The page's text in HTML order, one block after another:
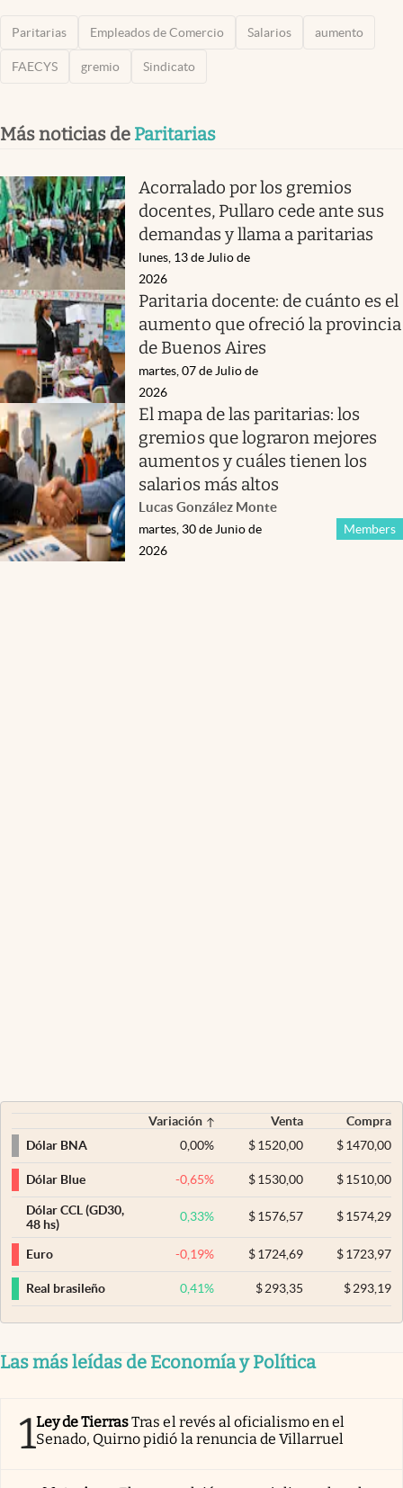
Paritarias Empleados de Comercio Salarios aumento
FAECYS gremio Sindicato
Más noticias de Paritarias
Acorralado por los gremios
docentes, Pullaro cede ante sus
demandas y llama a paritarias
lunes, 13 de Julio de
2026
Paritaria docente: de cuánto es el
aumento que ofreció la provincia
de Buenos Aires
martes, 07 de Julio de
2026
El mapa de las paritarias: los
gremios que lograron mejores
aumentos y cuáles tienen los
salarios más altos
Lucas González Monte
Members
martes, 30 de Junio de
2026
Variación Venta
Compra
Dólar BNA
0,00% $ 1520,00 $1470,00
Dólar Blue -0,65% $ 1530,00 $1510,00
Dólar CCL (GD30,
48 hs)
0,33% $ 1576,57 $1574,29
Euro -0,19% $ 1724,69 $1723,97
Real brasileño 0,41% $ 293,35 $293,19
Las más leídas de Economía y Política
1Ley de TierrasTras el revés al oficialismo en el
Senado, Quirno pidió la renuncia de Villarruel